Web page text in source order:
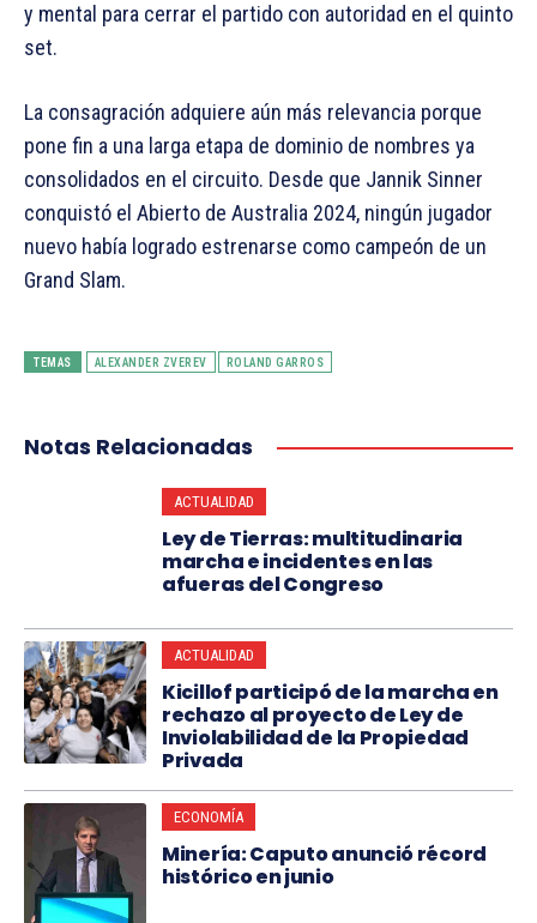
y mental para cerrar el partido con autoridad en el quinto
set.
La consagración adquiere aún más relevancia porque
pone fin a una larga etapa de dominio de nombres ya
consolidados en el circuito. Desde que Jannik Sinner
conquistó el Abierto de Australia 2024, ningún jugador
nuevo había logrado estrenarse como campeón de un
Grand Slam.
TEMAS ALEXANDER ZVEREV ROLAND GARROS
Notas Relacionadas
ACTUALIDAD
Ley de Tierras: multitudinaria
marcha e incidentes en las
afueras del Congreso
ACTUALIDAD
Kicillof participó de la marcha en
rechazo al proyecto de Ley de
Inviolabilidad de la Propiedad
Privada
ECONOMÍA
Minería: Caputo anunció récord
histórico en junio